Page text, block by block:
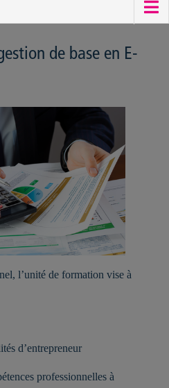
de base en E-
l’unité de formation vise à
d’entrepreneur
professionnelles à